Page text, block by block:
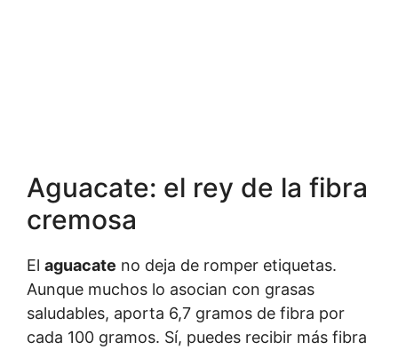
Aguacate: el rey de la fibra
cremosa
El aguacate no deja de romper etiquetas.
Aunque muchos lo asocian con grasas
saludables, aporta 6,7 gramos de fibra por
cada 100 gramos. Sí, puedes recibir más fibra